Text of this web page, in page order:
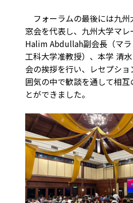
フォーラムの最後には九州
窓会を代表し、九州大学マ
Halim Abdullah副会長（マ
工科大学准教授）、本学 清
会の挨拶を行い、レセプシ
囲気の中で歓談を通して相
とができました。